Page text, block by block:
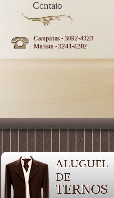
Contato
Campinas - 3092-4323
Marista - 3241-4202
ALUGUEL
DE
TERNOS